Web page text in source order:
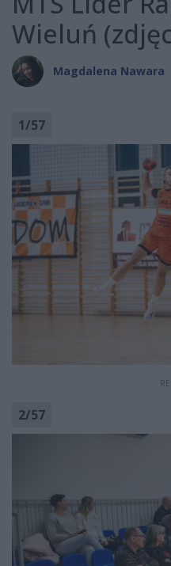
Wieluń
Magdalena Nawara
1/57
2/57